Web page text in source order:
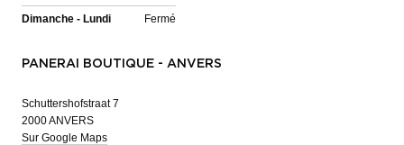
Dimanche - Lundi Fermé
PANERAI BOUTIQUE - ANVERS
Schuttershofstraat 7
2000 ANVERS
Sur Google Maps